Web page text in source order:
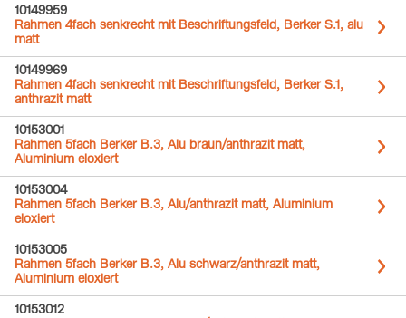
10149959
Rahmen 4fach senkrecht mit Beschriftungsfeld, Berker S.1, alu
matt
10149969
Rahmen 4fach senkrecht mit Beschriftungsfeld, Berker S.1,
anthrazit matt
10153001
Rahmen 5fach Berker B.3, Alu braun/anthrazit matt,
Aluminium eloxiert
10153004
Rahmen 5fach Berker B.3, Alu/anthrazit matt, Aluminium
eloxiert
10153005
Rahmen 5fach Berker B.3, Alu schwarz/anthrazit matt,
Aluminium eloxiert
10153012